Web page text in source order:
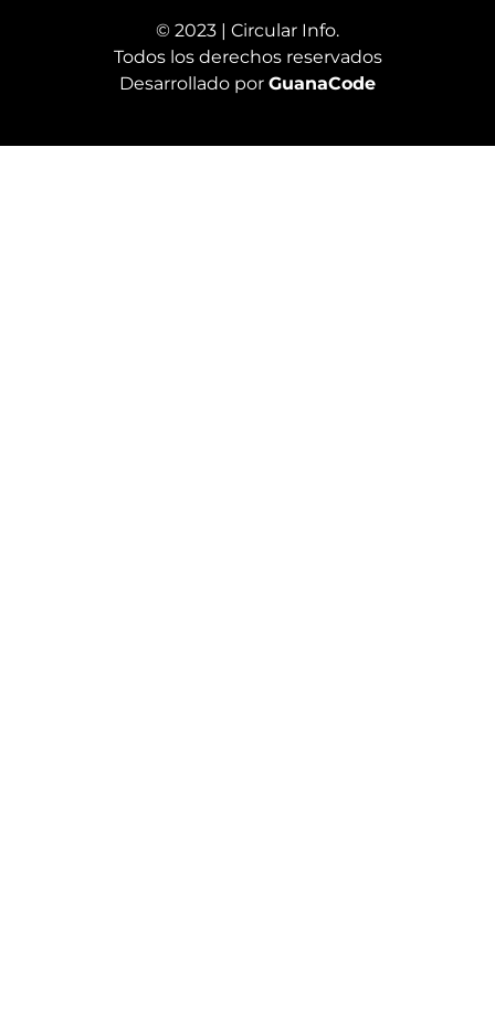
© 2023 | Circular Info.
Todos los derechos reservados
Desarrollado por GuanaCode